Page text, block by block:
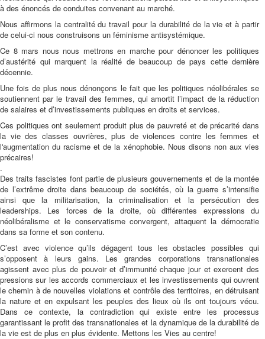
à des énoncés de conduites convenant au marché.
Nous affirmons la centralité du travail pour la durabilité de la vie et à partir
de celui-ci nous construisons un féminisme antisystémique.
Ce 8 mars nous nous mettrons en marche pour dénoncer les politiques
d’austérité qui marquent la réalité de beaucoup de pays cette dernière
décennie.
Une fois de plus nous dénonçons le fait que les politiques néolibérales se
soutiennent par le travail des femmes, qui amortit l’impact de la réduction
de salaires et d’investissements publiques en droits et services.
Ces politiques ont seulement produit plus de pauvreté et de précarité dans
la vie des classes ouvrières, plus de violences contre les femmes et
l'augmentation du racisme et de la xénophobie. Nous disons non aux vies
précaires!
.
Des traits fascistes font partie de plusieurs gouvernements et de la montée
de l’extrême droite dans beaucoup de sociétés, où la guerre s’intensifie
ainsi que la militarisation, la criminalisation et la persécution des
leaderships. Les forces de la droite, où différentes expressions du
néolibéralisme et le conservatisme convergent, attaquent la démocratie
dans sa forme et son contenu.
C’est avec violence qu’ils dégagent tous les obstacles possibles qui
s’opposent à leurs gains. Les grandes corporations transnationales
agissent avec plus de pouvoir et d’immunité chaque jour et exercent des
pressions sur les accords commerciaux et les investissements qui ouvrent
le chemin à de nouvelles violations et contrôle des territoires, en détruisant
la nature et en expulsant les peuples des lieux où ils ont toujours vécu.
Dans ce contexte, la contradiction qui existe entre les processus
garantissant le profit des transnationales et la dynamique de la durabilité de
la vie est de plus en plus évidente. Mettons les Vies au centre!